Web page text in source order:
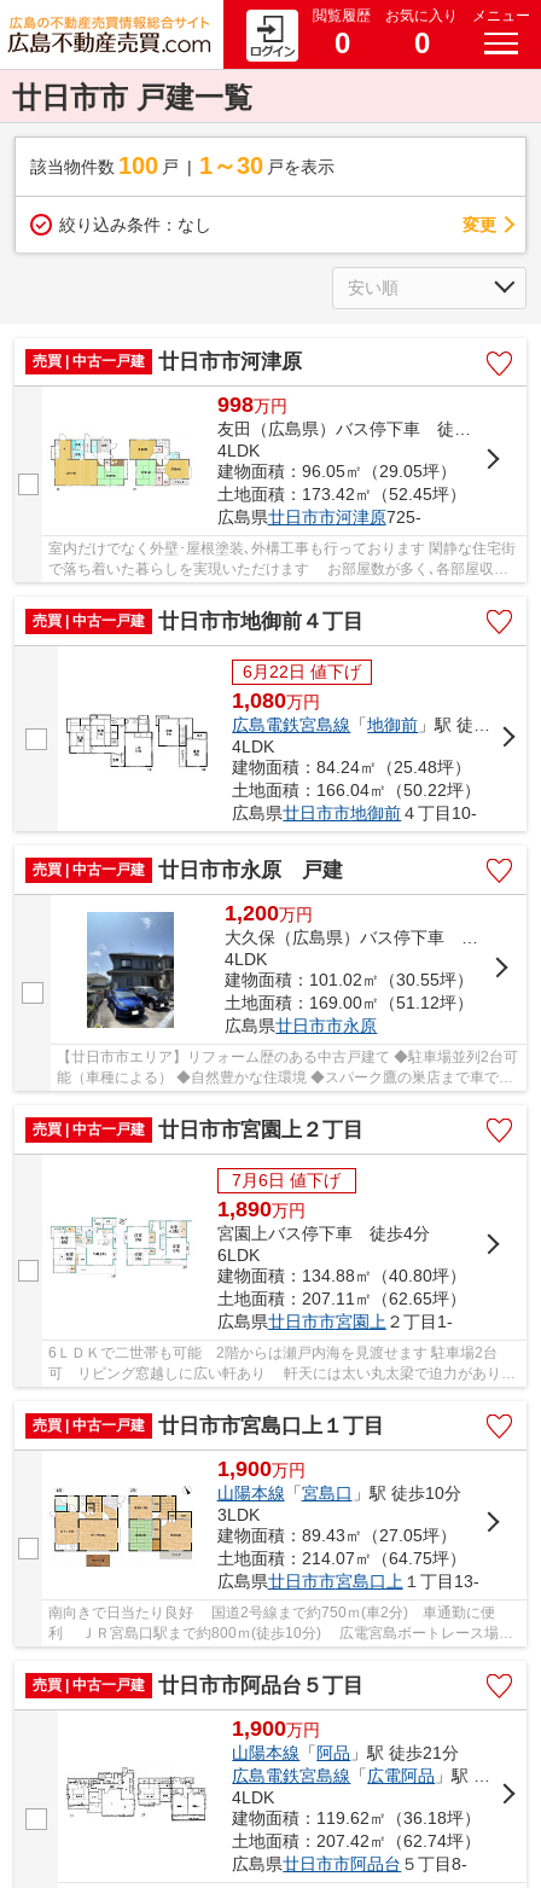
閲覧履歴
0
お気に入り
0
メニュー
廿日市市 戸建一覧
該当物件数 100 戸 1～30 戸を表示
絞り込み条件： なし 変更
売買 | 中古一戸建 廿日市市河津原
998万円
友田（広島県）バス停下車 徒歩5分
4LDK
建物面積：96.05㎡（29.05坪）
土地面積：173.42㎡（52.45坪）
広島県廿日市市河津原725-
室内だけでなく外壁･屋根塗装､外構工事も行っております 閑静な住宅街
で落ち着いた暮らしを実現いただけます お部屋数が多く､各部屋収納
売買 | 中古一戸建
廿日市市地御前４丁目
6月22日 値下げ
1,080万円
広島電鉄宮島線 「地御前 」駅 徒歩14分
4LDK
建物面積：84.24㎡（25.48坪）
土地面積：166.04㎡（50.22坪）
広島県廿日市市地御前４丁目10-
売買 | 中古一戸建 廿日市市永原 戸建
1,200万円
4LDK
建物面積：101.02㎡（30.55坪）
土地面積：169.00㎡（51.12坪）
広島県廿日市市永原
【廿日市市エリア】リフォーム歴のある中古戸建て ◆駐車場並列2台可
能（車種による） ◆自然豊かな住環境 ◆スパーク鷹の巣店まで車で約
売買 | 中古一戸建
廿日市市宮園上２丁目
7月6日 値下げ
1,890万円
宮園上バス停下車 徒歩4分
6LDK
建物面積：134.88㎡（40.80坪）
土地面積：207.11㎡（62.65坪）
広島県廿日市市宮園上 ２丁目1-
6ＬＤＫで二世帯も可能 2階からは瀬戸内海を見渡せます 駐車場2台
可 リビング窓越しに広い軒あり 軒天には太い丸太梁で迫力がありま
す 和室には床の間や掘りごたつ有 南東向き...
売買 | 中古一戸建
廿日市市宮島口上１丁目
1,900万円
山陽本線 「宮島口 」駅 徒歩10分
3LDK
建物面積：89.43㎡（27.05坪）
土地面積：214.07㎡（64.75坪）
広島県廿日市市宮島口上 １丁目13-
南向きで日当たり良好 国道2号線まで約750ｍ(車2分) 車通勤に便
利 ＪＲ宮島口駅まで約800ｍ(徒歩10分) 広電宮島ボートレース場電
停まで約750ｍ(徒歩10分) カーポート付で駐車...
売買 | 中古一戸建
廿日市市阿品台５丁目
1,900万円
山陽本線 「 阿品 」駅 徒歩21分
広島電鉄宮島線 「広電阿品 」駅 徒歩24分
4LDK
建物面積：119.62㎡（36.18坪）
土地面積：207.42㎡（62.74坪）
広島県廿日市市阿品台 ５丁目8-